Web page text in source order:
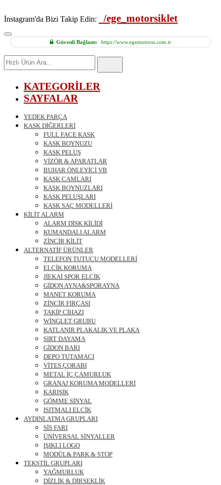
İnstagram'da Bizi Takip Edin: /ege_motorsiklet
Güvenli Bağlantı https://www.egemotorss.com.tr
Hızlı
Ürün
KATEGORİLER
SAYFALAR
YEDEK PARÇA
KASK DİĞERLERİ
FULL FACE KASK
KASK BOYNUZU
KASK PELUŞ
VİZÖR & APARATLAR
BUHAR ÖNLEYİCİ VB
KASK CAMLARI
KASK BOYNUZLARI
KASK PELUŞLARI
KASK SAÇ MODELLERİ
KİLİT ALARM
ALARM DİSK KİLİDİ
KUMANDALI ALARM
ZİNCİR KİLİT
ALTERNATİF ÜRÜNLER
TELEFON TUTUCU MODELLERİ
ELCİK KORUMA
JİEKAİ SPOR ELCİK
GİDON AYNA&SPORAYNA
MANET KORUMA
ZİNCİR FIRÇASI
TAKİP CİHAZI
WİNGLET GRUBU
KATLANIR PLAKALIK VE PLAKA
SIRT DAYAMA
GİDON BARI
DEPO TUTAMACI
VİTES ÇORABI
METAL İÇ ÇAMURLUK
GRANAJ KORUMA MODELLERİ
KARIŞIK
GÖMME SİNYAL
ISITMALI ELCİK
AYDINLATMA GRUPLARI
SİS FARI
ÜNİVERSAL SİNYALLER
IŞIKLI LOGO
MODÜL& PARK & STOP
TEKSTİL GRUPLARI
YAĞMURLUK
DİZLİK & DİRSEKLİK